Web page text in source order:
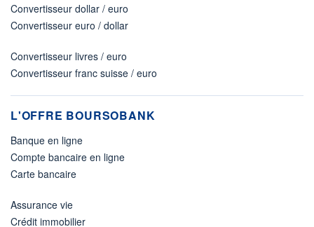
Convertisseur dollar / euro
Convertisseur euro / dollar
Convertisseur livres / euro
Convertisseur franc suisse / euro
L'OFFRE BOURSOBANK
Banque en ligne
Compte bancaire en ligne
Carte bancaire
Assurance vie
Crédit immobilier